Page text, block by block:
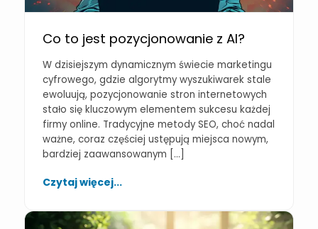
Co to jest pozycjonowanie z AI?
W dzisiejszym dynamicznym świecie marketingu
cyfrowego, gdzie algorytmy wyszukiwarek stale
ewoluują, pozycjonowanie stron internetowych
stało się kluczowym elementem sukcesu każdej
firmy online. Tradycyjne metody SEO, choć nadal
ważne, coraz częściej ustępują miejsca nowym,
bardziej zaawansowanym […]
Czytaj więcej...